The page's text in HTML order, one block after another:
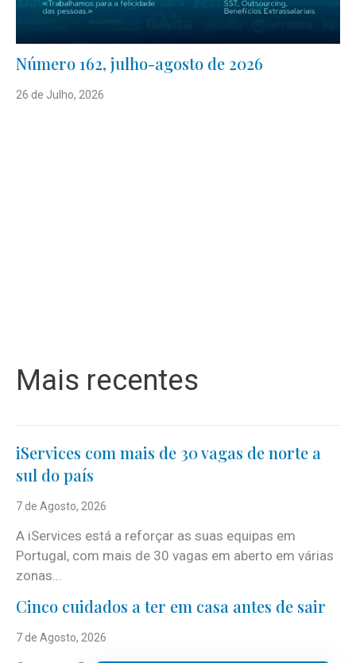
Número 162, julho-agosto de 2026
26 de Julho, 2026
Mais recentes
iServices com mais de 30 vagas de norte a
sul do país
7 de Agosto, 2026
A iServices está a reforçar as suas equipas em
Portugal, com mais de 30 vagas em aberto em várias
zonas...
Cinco cuidados a ter em casa antes de sair
7 de Agosto, 2026